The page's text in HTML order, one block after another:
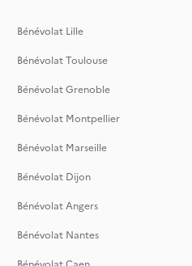
Bénévolat Lille
Bénévolat Toulouse
Bénévolat Grenoble
Bénévolat Montpellier
Bénévolat Marseille
Bénévolat Dijon
Bénévolat Angers
Bénévolat Nantes